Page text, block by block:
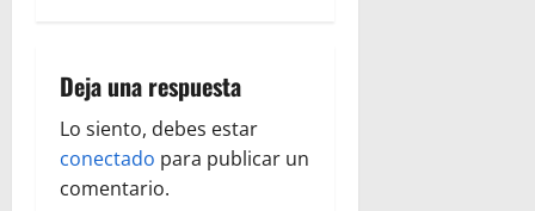
c
i
ó
Deja una respuesta
Lo siento, debes estar
conectado para publicar un
comentario.